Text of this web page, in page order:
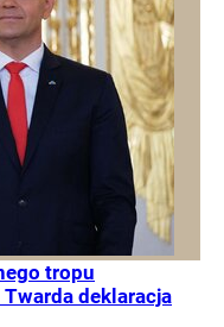
tropu
deklaracja